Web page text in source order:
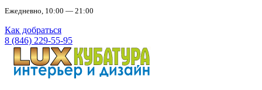
Ежедневно, 10:00 — 21:00
Как добраться
8 (846) 229-55-95